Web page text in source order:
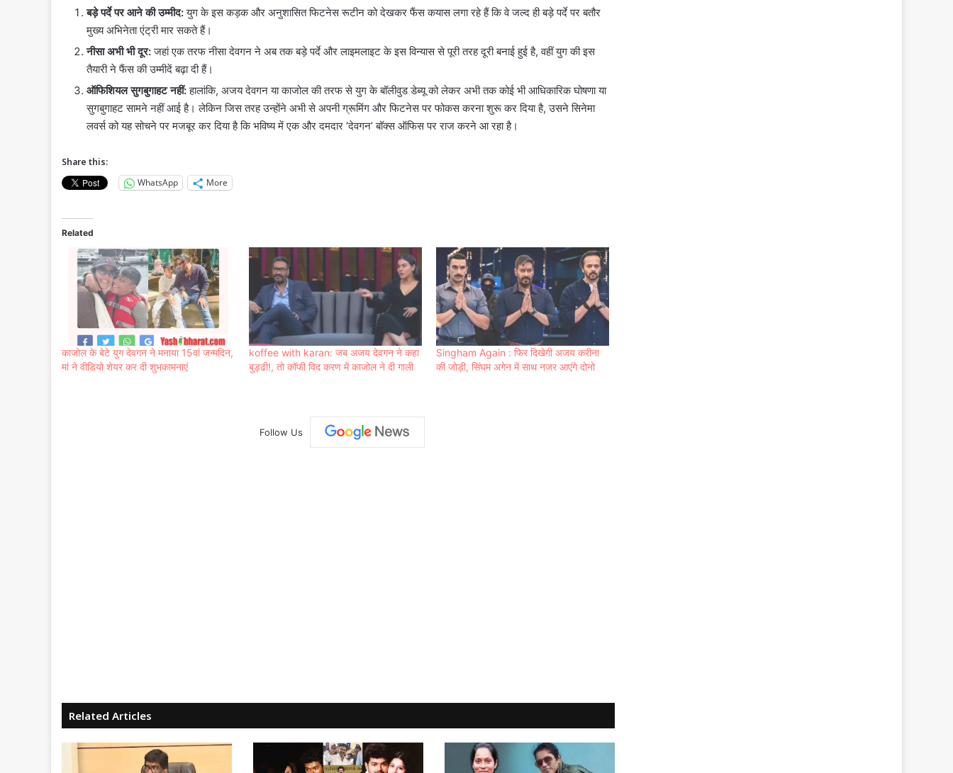
बड़े पर्दे पर आने की उम्मीद:युग के इस कड़क और अनुशासित फिटनेस रूटीन को देखकर फैंस कयास लगा रहे हैं कि वे जल्द ही बड़े पर्दे पर बतौर
मुख्य अभिनेता एंट्री मार सकते हैं।
नीसा अभी भी दूर:जहां एक तरफ नीसा देवगन ने अब तक बड़े पर्दे और लाइमलाइट के इस विन्यास से पूरी तरह दूरी बनाई हुई है, वहीं युग की इस
तैयारी ने फैंस की उम्मीदें बढ़ा दी हैं।
ऑफिशियल सुगबुगाहट नहीं:हालांकि, अजय देवगन या काजोल की तरफ से युग के बॉलीवुड डेब्यू को लेकर अभी तक कोई भी आधिकारिक घोषणा या
सुगबुगाहट सामने नहीं आई है। लेकिन जिस तरह उन्होंने अभी से अपनी ग्रूमिंग और फिटनेस पर फोकस करना शुरू कर दिया है, उसने सिनेमा
लवर्स को यह सोचने पर मजबूर कर दिया है कि भविष्य में एक और दमदार ‘देवगन’ बॉक्स ऑफिस पर राज करने आ रहा है।
Share this:
WhatsApp
More
Related
काजोल के बेटे युग देवगन ने मनाया 15वां जन्मदिन,
मां ने वीडियो शेयर कर दी शुभकामनाएं
koffee with karan: जब अजय देवगन ने कहा
बुड्ढी!, तो कॉफी वि‍द करण में काजोल ने दी गाली
Singham Again : फिर दिखेगी अजय करीना
की जोड़ी, सिंघम अगेन में साथ नजर आएंगे दोनो
Follow Us
Related Articles